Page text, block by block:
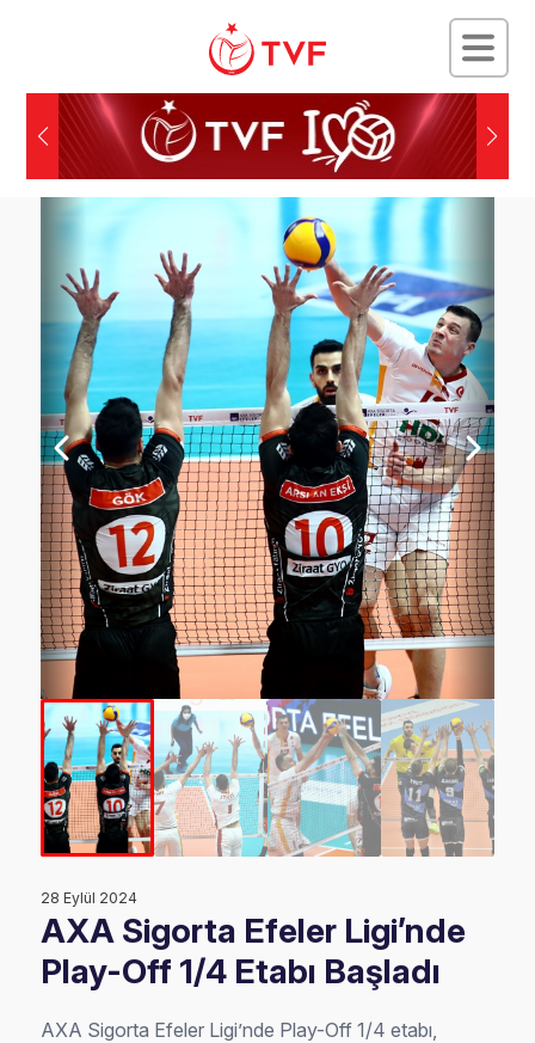
28 Eylül 2024
AXA Sigorta Efeler Ligi’nde
Play-Off 1/4 Etabı Başladı
AXA Sigorta Efeler Ligi’nde Play-Off 1/4 etabı,